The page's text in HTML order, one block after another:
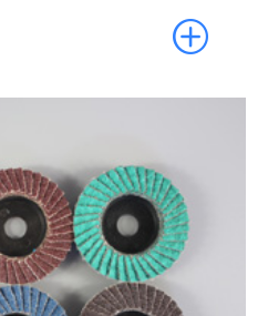
